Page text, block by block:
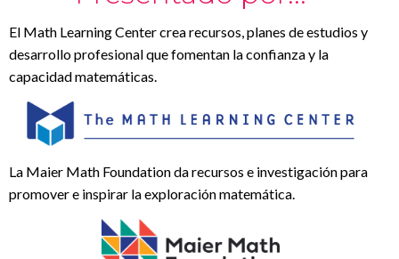
El Math Learning Center crea recursos, planes de estudios y
desarrollo profesional que fomentan la confianza y la
capacidad matemáticas.
La Maier Math Foundation da recursos e investigación para
promover e inspirar la exploración matemática.